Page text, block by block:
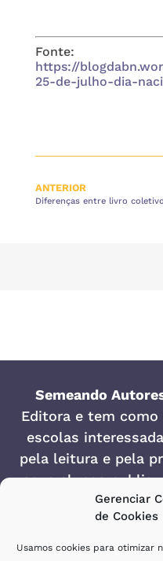
Gerenciar
de Cookies
Usamos cookies para otimizar
Fonte:
https://
25-de-julho-dia-
ANTERIOR
Semeando
Editorae tem como
escolas
pela leitura e pela
seus alunos
Rua Noé Onofre